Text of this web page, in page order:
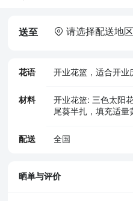
送至 请选择配送地区
花语 开业花篮，适合开业
材料
开业花篮: 三色太阳
尾葵半扎，填充适量
配送 全国
晒单与评价